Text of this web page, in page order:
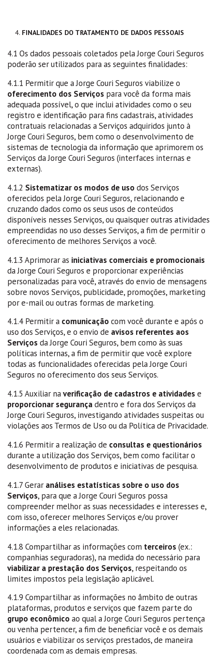
FINALIDADES DO TRATAMENTO DE DADOS PESSOAIS
4.1 Os dados pessoais coletados pela Jorge Couri Seguros
poderão ser utilizados para as seguintes finalidades:
4.1.1 Permitir que a Jorge Couri Seguros viabilize o
oferecimento dos Serviços para você da forma mais
adequada possível, o que inclui atividades como o seu
registro e identificação para fins cadastrais, atividades
contratuais relacionadas a Serviços adquiridos junto à
Jorge Couri Seguros, bem como o desenvolvimento de
sistemas de tecnologia da informação que aprimorem os
Serviços da Jorge Couri Seguros (interfaces internas e
externas).
4.1.2 Sistematizar os modos de uso dos Serviços
oferecidos pela Jorge Couri Seguros, relacionando e
cruzando dados como os seus usos de conteúdos
disponíveis nesses Serviços, ou quaisquer outras atividades
empreendidas no uso desses Serviços, a fim de permitir o
oferecimento de melhores Serviços a você.
4.1.3 Aprimorar as iniciativas comerciais e promocionais
da Jorge Couri Seguros e proporcionar experiências
personalizadas para você, através do envio de mensagens
sobre novos Serviços, publicidade, promoções, marketing
por e-mail ou outras formas de marketing.
4.1.4 Permitir a comunicação com você durante e após o
uso dos Serviços, e o envio de avisos referentes aos
Serviços da Jorge Couri Seguros, bem como às suas
políticas internas, a fim de permitir que você explore
todas as funcionalidades oferecidas pela Jorge Couri
Seguros no oferecimento dos seus Serviços.
4.1.5 Auxiliar naverificação de cadastros e atividades e
proporcionar segurançadentro e fora dos Serviços da
Jorge Couri Seguros, investigando atividades suspeitas ou
violações aos Termos de Uso ou da Política de Privacidade.
4.1.6 Permitir a realização de consultas e questionários
durante a utilização dos Serviços, bem como facilitar o
desenvolvimento de produtos e iniciativas de pesquisa.
4.1.7 Gerar análises estatísticas sobre o uso dos
Serviços, para que a Jorge Couri Seguros possa
compreender melhor as suas necessidades e interesses e,
com isso, oferecer melhores Serviços e/ou prover
informações a eles relacionadas.
4.1.8 Compartilhar as informações com terceiros (ex.:
companhias seguradoras), na medida do necessário para
viabilizar a prestação dos Serviços, respeitando os
limites impostos pela legislação aplicável.
4.1.9 Compartilhar as informações no âmbito de outras
plataformas, produtos e serviços que fazem parte do
grupo econômico ao qual a Jorge Couri Seguros pertença
ou venha pertencer, a fim de beneficiar você e os demais
usuários e viabilizar os serviços prestados, de maneira
coordenada com as demais empresas.